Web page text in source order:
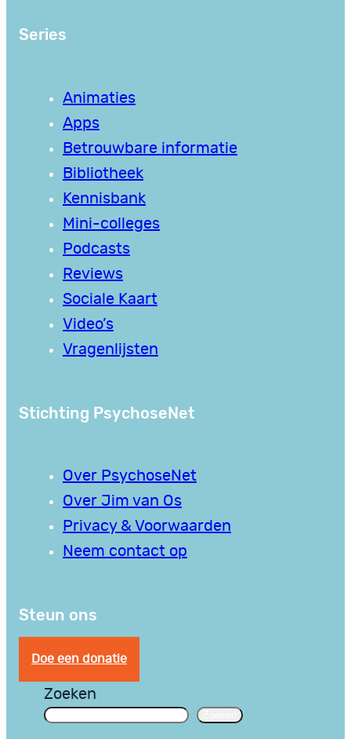
Series
Animaties
Apps
Betrouwbare informatie
Bibliotheek
Kennisbank
Mini-colleges
Podcasts
Reviews
Sociale Kaart
Video’s
Vragenlijsten
Stichting PsychoseNet
Over PsychoseNet
Over Jim van Os
Privacy & Voorwaarden
Neem contact op
Steun ons
Doe een donatie
Zoeken